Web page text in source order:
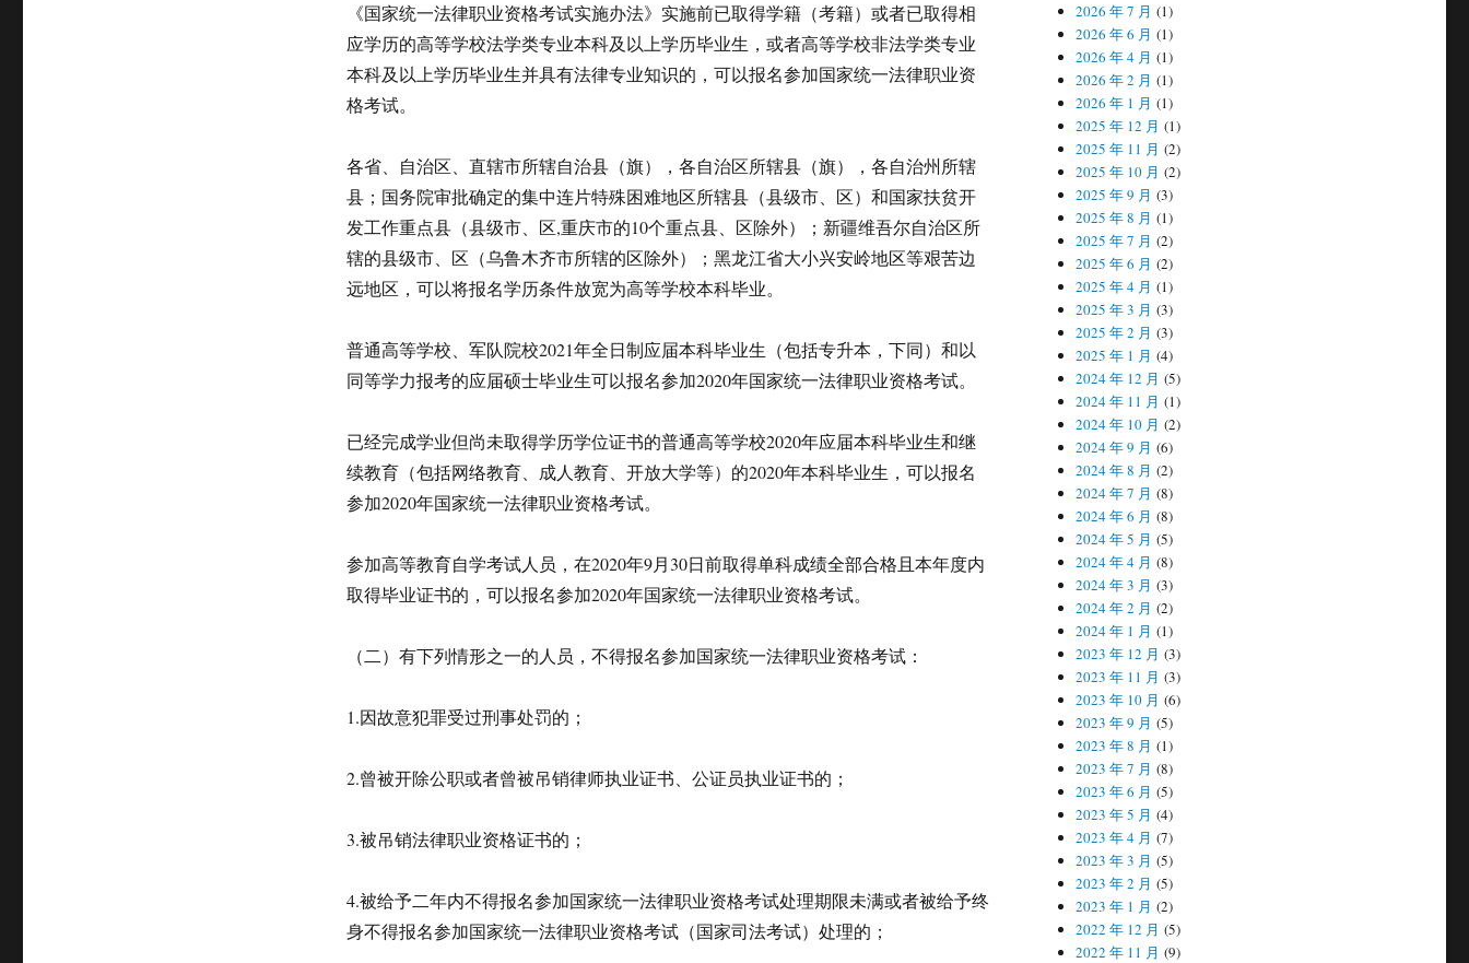
《国家统一法律职业资格考试实施办法》实施前已取得学籍（考籍）或者已取得相
应学历的高等学校法学类专业本科及以上学历毕业生，或者高等学校非法学类专业
本科及以上学历毕业生并具有法律专业知识的，可以报名参加国家统一法律职业资
格考试。
各省、自治区、直辖市所辖自治县（旗），各自治区所辖县（旗），各自治州所辖
县；国务院审批确定的集中连片特殊困难地区所辖县（县级市、区）和国家扶贫开
发工作重点县（县级市、区,重庆市的10个重点县、区除外）；新疆维吾尔自治区所
辖的县级市、区（乌鲁木齐市所辖的区除外）；黑龙江省大小兴安岭地区等艰苦边
远地区，可以将报名学历条件放宽为高等学校本科毕业。
普通高等学校、军队院校2021年全日制应届本科毕业生（包括专升本，下同）和以
同等学力报考的应届硕士毕业生可以报名参加2020年国家统一法律职业资格考试。
已经完成学业但尚未取得学历学位证书的普通高等学校2020年应届本科毕业生和继
续教育（包括网络教育、成人教育、开放大学等）的2020年本科毕业生，可以报名
参加2020年国家统一法律职业资格考试。
参加高等教育自学考试人员，在2020年9月30日前取得单科成绩全部合格且本年度内
取得毕业证书的，可以报名参加2020年国家统一法律职业资格考试。
（二）有下列情形之一的人员，不得报名参加国家统一法律职业资格考试：
1.因故意犯罪受过刑事处罚的；
2.曾被开除公职或者曾被吊销律师执业证书、公证员执业证书的；
3.被吊销法律职业资格证书的；
4.被给予二年内不得报名参加国家统一法律职业资格考试处理期限未满或者被给予终
身不得报名参加国家统一法律职业资格考试（国家司法考试）处理的；
2026 年 7 月 (1)
2026 年 6 月 (1)
2026 年 4 月 (1)
2026 年 2 月 (1)
2026 年 1 月 (1)
2025 年 12 月 (1)
2025 年 11 月 (2)
2025 年 10 月 (2)
2025 年 9 月 (3)
2025 年 8 月 (1)
2025 年 7 月 (2)
2025 年 6 月 (2)
2025 年 4 月 (1)
2025 年 3 月 (3)
2025 年 2 月 (3)
2025 年 1 月 (4)
2024 年 12 月 (5)
2024 年 11 月 (1)
2024 年 10 月 (2)
2024 年 9 月 (6)
2024 年 8 月 (2)
2024 年 7 月 (8)
2024 年 6 月 (8)
2024 年 5 月 (5)
2024 年 4 月 (8)
2024 年 3 月 (3)
2024 年 2 月 (2)
2024 年 1 月 (1)
2023 年 12 月 (3)
2023 年 11 月 (3)
2023 年 10 月 (6)
2023 年 9 月 (5)
2023 年 8 月 (1)
2023 年 7 月 (8)
2023 年 6 月 (5)
2023 年 5 月 (4)
2023 年 4 月 (7)
2023 年 3 月 (5)
2023 年 2 月 (5)
2023 年 1 月 (2)
2022 年 12 月 (5)
2022 年 11 月 (9)